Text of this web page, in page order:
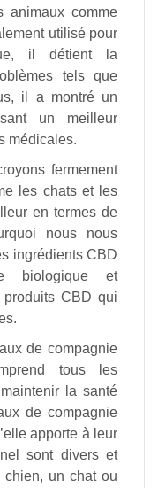
animaux comme
utilisé pour
il détient la
tels que
il a montré un
un meilleur
médicales.
fermement
les chats et les
en termes de
nous nous
ingrédients CBD
biologique et
produits CBD qui
de compagnie
tous les
la santé
de compagnie
apporte à leur
sont divers et
chien, un chat ou